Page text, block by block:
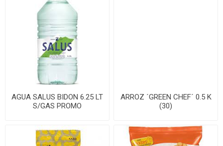
AGUA SALUS BIDON 6.25 LT
S/GAS PROMO
ARROZ ´GREEN CHEF´ 0.5 K
(30)